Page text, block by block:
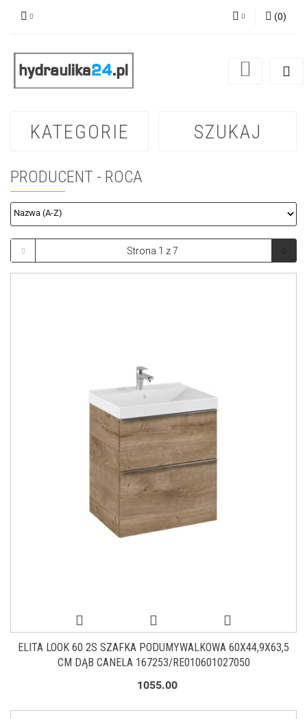
Zarejestruj się
(0)
KATEGORIE SZUKAJ
PRODUCENT - ROCA
ELITA LOOK 60 2S SZAFKA PODUMYWALKOWA 60X44,9X63,5
CM DĄB CANELA 167253/RE010601027050
1055.00